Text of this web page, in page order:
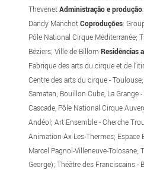
ThevenetAdministração e produção
Dandy ManchotCoproduções:
Pôle National Cirque Méditerranée;
Béziers; Ville de BillomResidências
Fabrique des arts du cirque et de
Centre des arts du cirque -
Samatan; Bouillon Cube, La Grange
Cascade, Pôle National Cirque
Andéol; Art Ensemble - Cherche
Animation-Ax-Les-Thermes; Espace
Marcel Pagnol-Villeneuve-Tolosane;
George); Théâtre des Franciscains -